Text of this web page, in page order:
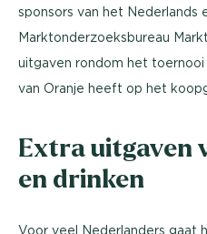
sponsors van het Nederlands
Marktonderzoeksbureau
uitgaven rondom het
van Oranje heeft op het
Extra uitgaven
en drinken
Voor veel Nederlanders gaat